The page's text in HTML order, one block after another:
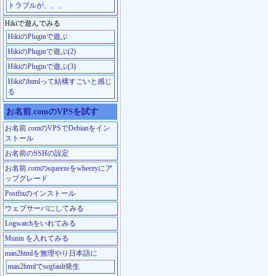
トラブルが、、、
Hikiで遊んでみる
HikiのPluginで遊ぶ
HikiのPluginで遊ぶ(2)
HikiのPluginで遊ぶ(3)
Hikiのhtmlって結構すごいと感じ
る
お名前.comのVPSを試す
お名前.comのVPSでDebianをイン
ストール
お名前のSSHの設定
お名前.comのsqueezeをwheezyにア
ップグレード
Postfixのインストール
ウェブサーバにしてみる
Logwatchをいれてみる
Munin を入れてみる
man2htmlを無理やり日本語に
man2htmlでsegfault発生